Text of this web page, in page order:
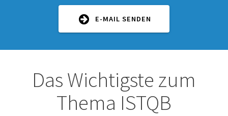
E-MAIL SENDEN
Das Wichtigste zum
Thema ISTQB